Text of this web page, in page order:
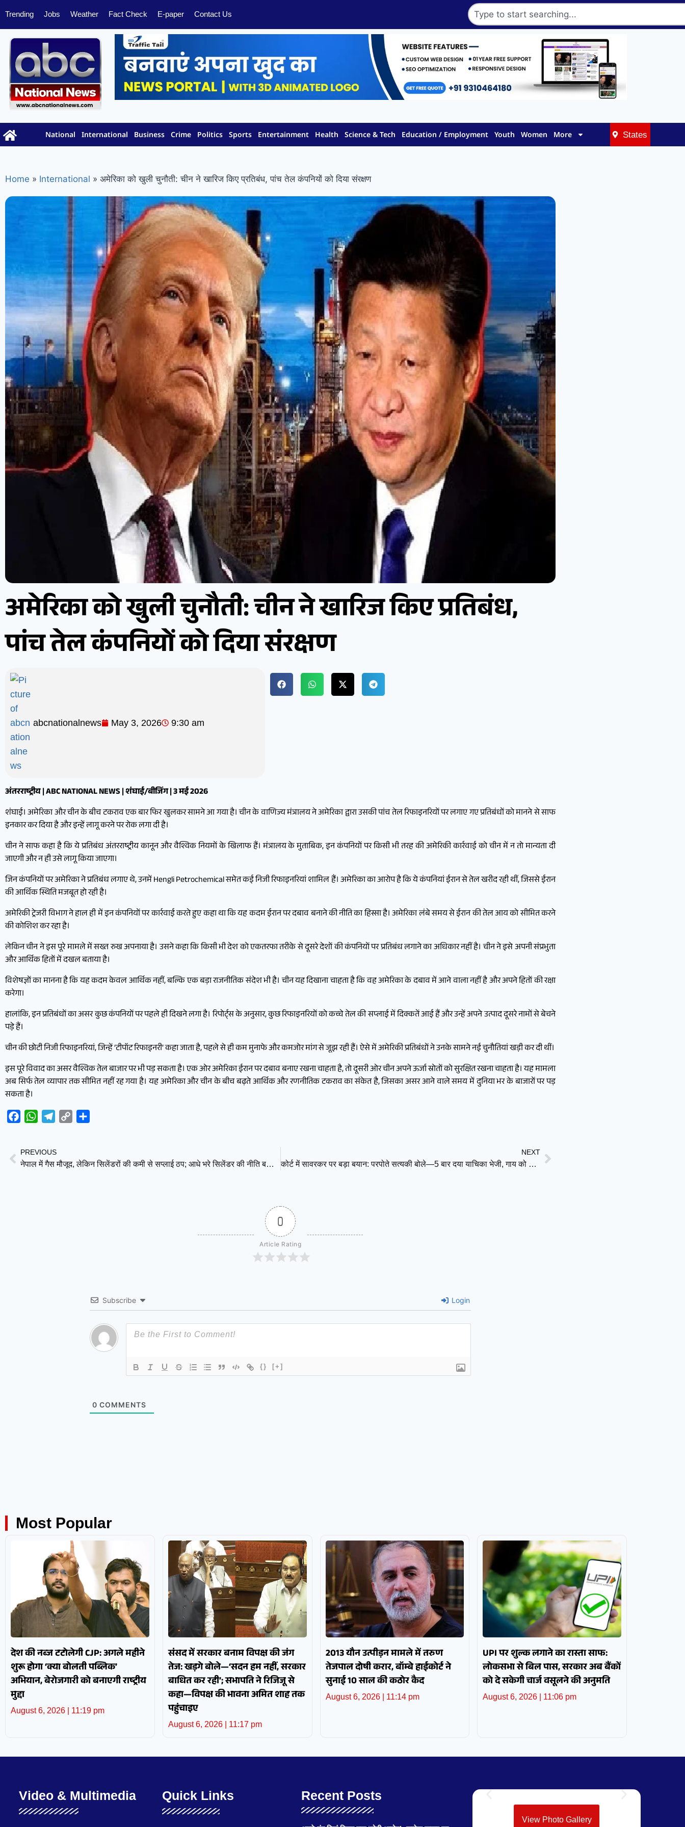
Trending Jobs Weather Fact Check E-paper Contact Us
National International Business Crime Politics Sports Entertainment Health Science & Tech Education / Employment Youth Women More States
Home » International » अमेरिका को खुली चुनौती: चीन ने खारिज किए प्रतिबंध, पांच तेल कंपनियों को दिया संरक्षण
अमेरिका को खुली चुनौती: चीन ने खारिज किए प्रतिबंध,
पांच तेल कंपनियों को दिया संरक्षण
abcnationalnews May 3, 2026 9:30 am
अंतरराष्ट्रीय | ABC NATIONAL NEWS | शंघाई/बीजिंग | 3 मई 2026
शंघाई। अमेरिका और चीन के बीच टकराव एक बार फिर खुलकर सामने आ गया है। चीन के वाणिज्य मंत्रालय ने अमेरिका द्वारा उसकी पांच तेल रिफाइनरियों पर लगाए गए प्रतिबंधों को मानने से साफ
इनकार कर दिया है और इन्हें लागू करने पर रोक लगा दी है।
चीन ने साफ कहा है कि ये प्रतिबंध अंतरराष्ट्रीय कानून और वैश्विक नियमों के खिलाफ हैं। मंत्रालय के मुताबिक, इन कंपनियों पर किसी भी तरह की अमेरिकी कार्रवाई को चीन में न तो मान्यता दी
जाएगी और न ही उसे लागू किया जाएगा।
जिन कंपनियों पर अमेरिका ने प्रतिबंध लगाए थे, उनमें Hengli Petrochemical समेत कई निजी रिफाइनरियां शामिल हैं। अमेरिका का आरोप है कि ये कंपनियां ईरान से तेल खरीद रही थीं, जिससे ईरान
की आर्थिक स्थिति मजबूत हो रही है।
अमेरिकी ट्रेजरी विभाग ने हाल ही में इन कंपनियों पर कार्रवाई करते हुए कहा था कि यह कदम ईरान पर दबाव बनाने की नीति का हिस्सा है। अमेरिका लंबे समय से ईरान की तेल आय को सीमित करने
की कोशिश कर रहा है।
लेकिन चीन ने इस पूरे मामले में सख्त रुख अपनाया है। उसने कहा कि किसी भी देश को एकतरफा तरीके से दूसरे देशों की कंपनियों पर प्रतिबंध लगाने का अधिकार नहीं है। चीन ने इसे अपनी संप्रभुता
और आर्थिक हितों में दखल बताया है।
विशेषज्ञों का मानना है कि यह कदम केवल आर्थिक नहीं, बल्कि एक बड़ा राजनीतिक संदेश भी है। चीन यह दिखाना चाहता है कि वह अमेरिका के दबाव में आने वाला नहीं है और अपने हितों की रक्षा
करेगा।
हालांकि, इन प्रतिबंधों का असर कुछ कंपनियों पर पहले ही दिखने लगा है। रिपोर्ट्स के अनुसार, कुछ रिफाइनरियों को कच्चे तेल की सप्लाई में दिक्कतें आई हैं और उन्हें अपने उत्पाद दूसरे नामों से बेचने
पड़े हैं।
चीन की छोटी निजी रिफाइनरियां, जिन्हें ‘टीपॉट रिफाइनरी’ कहा जाता है, पहले से ही कम मुनाफे और कमजोर मांग से जूझ रही हैं। ऐसे में अमेरिकी प्रतिबंधों ने उनके सामने नई चुनौतियां खड़ी कर दी थीं।
इस पूरे विवाद का असर वैश्विक तेल बाजार पर भी पड़ सकता है। एक ओर अमेरिका ईरान पर दबाव बनाए रखना चाहता है, तो दूसरी ओर चीन अपने ऊर्जा स्रोतों को सुरक्षित रखना चाहता है। यह मामला
अब सिर्फ तेल व्यापार तक सीमित नहीं रह गया है। यह अमेरिका और चीन के बीच बढ़ते आर्थिक और रणनीतिक टकराव का संकेत है, जिसका असर आने वाले समय में दुनिया भर के बाजारों पर पड़
सकता है।
FacebookWhatsAppTelegram
Copy
PREVIOUS
नेपाल में गैस मौजूद, लेकिन सिलेंडरों की कमी से सप्लाई ठप; आधे भरे सिलेंडर की नीति बनी वजह
NEXT
कोर्ट में सावरकर पर बड़ा बयान: परपोते सत्यकी बोले—5 बार दया याचिका भेजी, गाय को माता नहीं; बताया उपयोगी पशु
0
Article Rating
Subscribe Login
{} [+]
0 COMMENTS
Most Popular
देश की नब्ज टटोलेगी CJP: अगले महीने
शुरू होगा ‘क्या बोलती पब्लिक’
अभियान, बेरोजगारी को बनाएगी राष्ट्रीय
मुद्दा
August 6, 2026 11:19 pm
संसद में सरकार बनाम विपक्ष की जंग
तेज: खड़गे बोले—‘सदन हम नहीं, सरकार
बाधित कर रही’; सभापति ने रिजिजू से
कहा—विपक्ष की भावना अमित शाह तक
पहुंचाइए
August 6, 2026 11:17 pm
2013 यौन उत्पीड़न मामले में तरुण
तेजपाल दोषी करार, बॉम्बे हाईकोर्ट ने
सुनाई 10 साल की कठोर कैद
August 6, 2026 11:14 pm
UPI पर शुल्क लगाने का रास्ता साफ:
लोकसभा से बिल पास, सरकार अब बैंकों
को दे सकेगी चार्ज वसूलने की अनुमति
August 6, 2026 11:06 pm
Video & Multimedia Quick Links Recent Posts
View Photo Gallery